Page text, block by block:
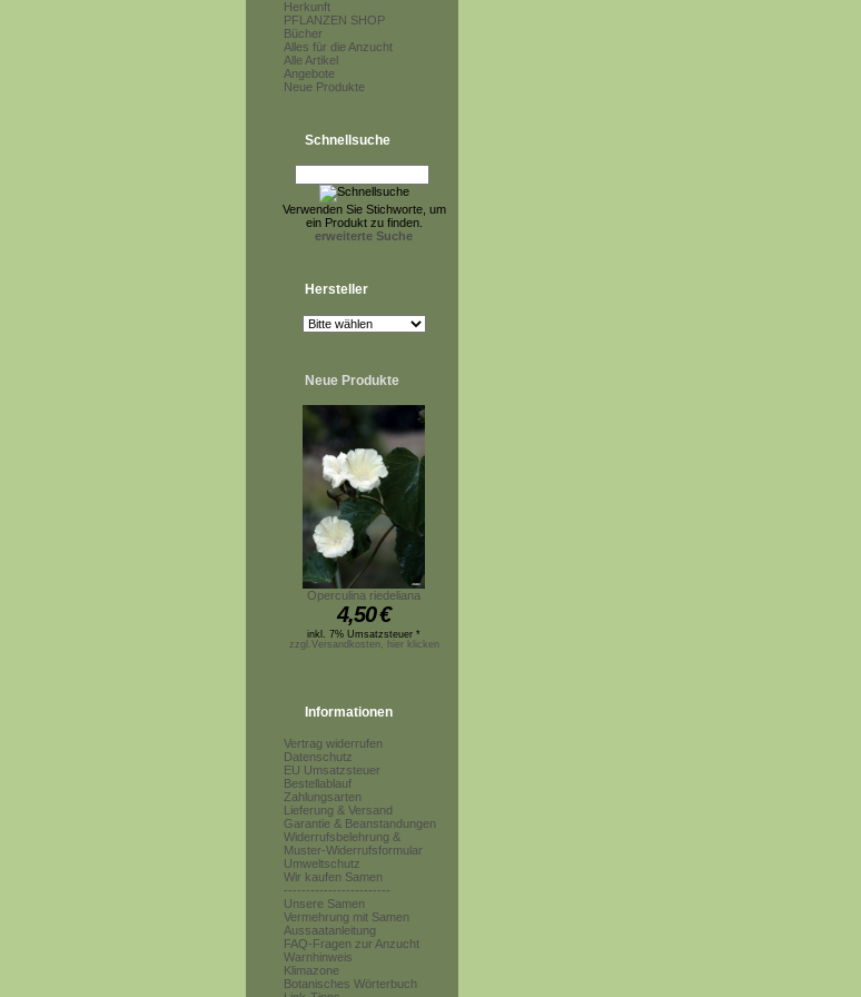
Herkunft
PFLANZEN SHOP
Bücher
Alles für die Anzucht
Alle Artikel
Angebote
Neue Produkte
Schnellsuche
Verwenden Sie Stichworte, um
ein Produkt zu finden.
erweiterte Suche
Hersteller
Neue Produkte
Operculina riedeliana
4,50€
inkl. 7% Umsatzsteuer *
zzgl.Versandkosten, hier klicken
Informationen
Vertrag widerrufen
Datenschutz
EU Umsatzsteuer
Bestellablauf
Zahlungsarten
Lieferung & Versand
Garantie & Beanstandungen
Widerrufsbelehrung &
Muster-Widerrufsformular
Umweltschutz
Wir kaufen Samen
------------------------
Unsere Samen
Vermehrung mit Samen
Aussaatanleitung
FAQ-Fragen zur Anzucht
Warnhinweis
Klimazone
Botanisches Wörterbuch